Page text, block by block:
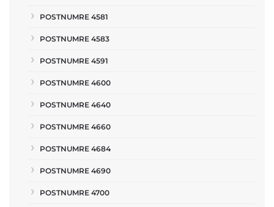
POSTNUMRE 4581
POSTNUMRE 4583
POSTNUMRE 4591
POSTNUMRE 4600
POSTNUMRE 4640
POSTNUMRE 4660
POSTNUMRE 4684
POSTNUMRE 4690
POSTNUMRE 4700